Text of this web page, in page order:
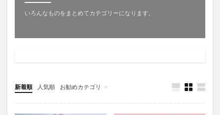
いろんなものをまとめてカテゴリーになります。
新着順 人気順 お勧めカテゴリ
未分類